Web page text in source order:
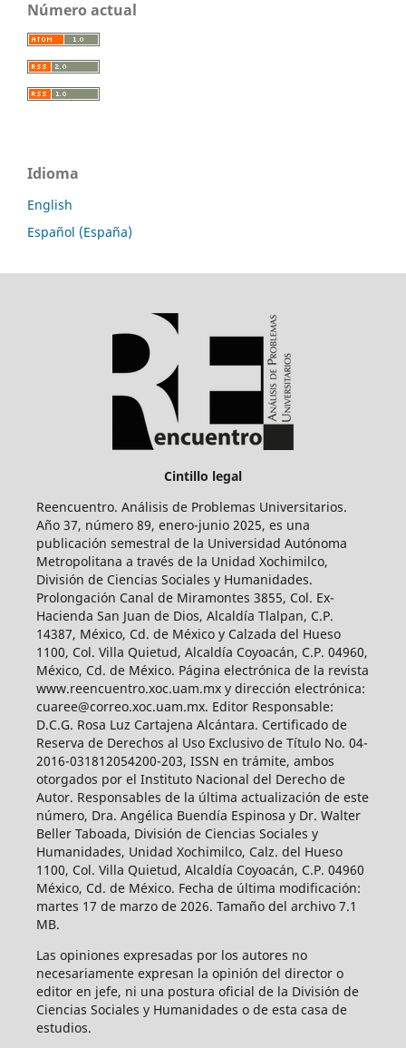
Número actual
Idioma
English
Español (España)
Cintillo legal
Reencuentro. Análisis de Problemas Universitarios.
Año 37, número 89, enero-junio 2025, es una
publicación semestral de la Universidad Autónoma
Metropolitana a través de la Unidad Xochimilco,
División de Ciencias Sociales y Humanidades.
Prolongación Canal de Miramontes 3855, Col. Ex-
Hacienda San Juan de Dios, Alcaldía Tlalpan, C.P.
14387, México, Cd. de México y Calzada del Hueso
1100, Col. Villa Quietud, Alcaldía Coyoacán, C.P. 04960,
México, Cd. de México. Página electrónica de la revista
www.reencuentro.xoc.uam.mx y dirección electrónica:
cuaree@correo.xoc.uam.mx. Editor Responsable:
D.C.G. Rosa Luz Cartajena Alcántara. Certificado de
Reserva de Derechos al Uso Exclusivo de Título No. 04-
2016-031812054200-203, ISSN en trámite, ambos
otorgados por el Instituto Nacional del Derecho de
Autor. Responsables de la última actualización de este
número, Dra. Angélica Buendía Espinosa y Dr. Walter
Beller Taboada, División de Ciencias Sociales y
Humanidades, Unidad Xochimilco, Calz. del Hueso
1100, Col. Villa Quietud, Alcaldía Coyoacán, C.P. 04960
México, Cd. de México. Fecha de última modificación:
martes 17 de marzo de 2026. Tamaño del archivo 7.1
MB.
Las opiniones expresadas por los autores no
necesariamente expresan la opinión del director o
editor en jefe, ni una postura oficial de la División de
Ciencias Sociales y Humanidades o de esta casa de
estudios.